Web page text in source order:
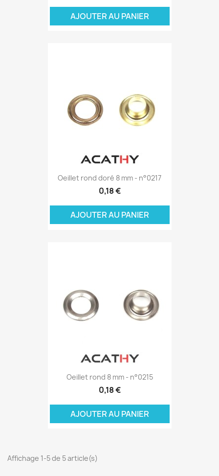
AJOUTER AU PANIER
Oeillet rond doré 8 mm - n°0217
0,18 €
AJOUTER AU PANIER
Oeillet rond 8 mm - n°0215
0,18 €
AJOUTER AU PANIER
Affichage 1-5 de 5 article(s)